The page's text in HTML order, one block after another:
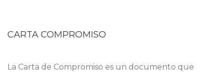
CARTA COMPROMISO
La Carta de Compromiso es un documento que